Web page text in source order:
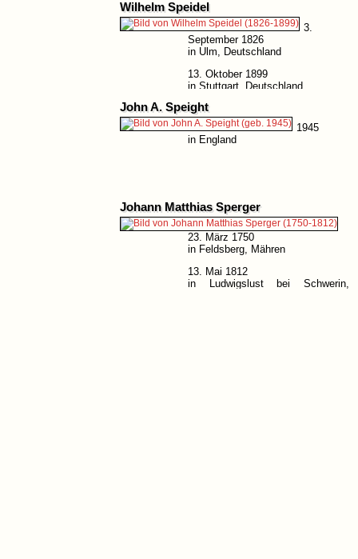
Wilhelm Speidel
3.
September 1826
in Ulm, Deutschland
13. Oktober 1899
in Stuttgart, Deutschland
John A. Speight
1945
in England
Johann Matthias Sperger
23. März 1750
in Feldsberg, Mähren
13. Mai 1812
in Ludwigslust bei Schwerin,